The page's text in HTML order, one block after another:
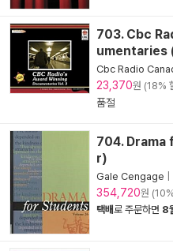
703. Cbc
umentaries
Cbc Radio
23,370원 (18%
품절
704.
r)
Gale Cengage
354,720원
택배로 주문하면 8